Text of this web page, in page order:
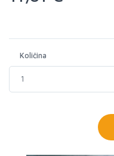
Količina